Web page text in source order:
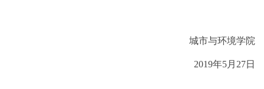
城市与环境学院
2019年5月27日